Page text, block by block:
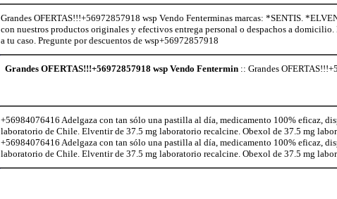
Grandes OFERTAS!!!+56972857918 wsp Vendo Fenterminas marcas: *SENTIS.
con nuestros productos originales y efectivos entrega personal o despachos a
a tu caso. Pregunte por descuentos de wsp+56972857918
Grandes OFERTAS!!!+56972857918 wsp Vendo Fentermin:: Grandes
+56984076416 Adelgaza con tan sólo una pastilla al día, medicamento 100% eficaz,
laboratorio de Chile. Elventir de 37.5 mg laboratorio recalcine. Obexol de 37.5 mg
+56984076416 Adelgaza con tan sólo una pastilla al día, medicamento 100% eficaz,
laboratorio de Chile. Elventir de 37.5 mg laboratorio recalcine. Obexol de 37.5 mg